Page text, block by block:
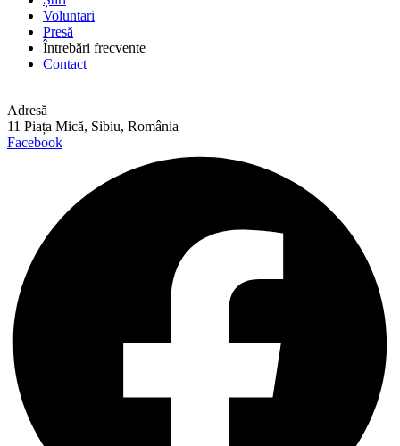
Voluntari
Presă
Întrebări frecvente
Contact
Adresă
11 Piața Mică, Sibiu, România
Facebook